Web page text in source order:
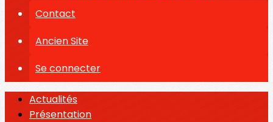
Contact
Ancien Site
Se connecter
Actualités
Présentation